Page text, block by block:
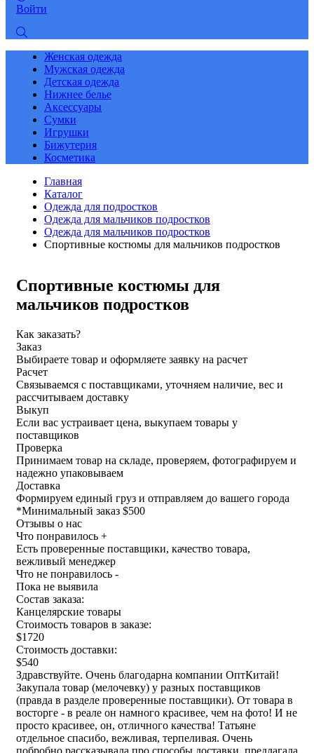
Войти
Женская одежда
Мужская одежда
Детская одежда
Нижнее белье
Аксессуары
Сумки
Игрушки
Бижутерия
Косметика
Главная
Каталог
Одежда для подростков
Одежда для мальчиков подростков
Одежда для мальчиков подростков
Спортивные костюмы для мальчиков подростков
Спортивные костюмы для
мальчиков подростков
Как заказать?
Заказ
Выбираете товар и оформляете заявку на расчет
Расчет
Связываемся с поставщиками, уточняем наличие, вес и
рассчитываем доставку
Выкуп
Если вас устраивает цена, выкупаем товары у
поставщиков
Проверка
Принимаем товар на складе, проверяем, фотографируем и
надежно упаковываем
Доставка
Формируем единый груз и отправляем до вашего города
*Минимальный заказ $500
Отзывы о нас
Что понравилось +
Есть проверенные поставщики, качество товара,
вежливый менеджер
Что не понравилось -
Пока не выявила
Состав заказа:
Канцелярские товары
Стоимость товаров в заказе:
$1720
Стоимость доставки:
$540
Здравствуйте. Очень благодарна компании ОптКитай!
Закупала товар (мелочевку) у разных поставщиков
(правда в разделе проверенные поставщики). От товара в
восторге - в реале он намного красивее, чем на фото! И не
просто красивее, он, отличного качества! Татьяне
отдельное спасибо, вежливая, терпеливая. Очень
побробно рассказывала про способы доставки, предлагала